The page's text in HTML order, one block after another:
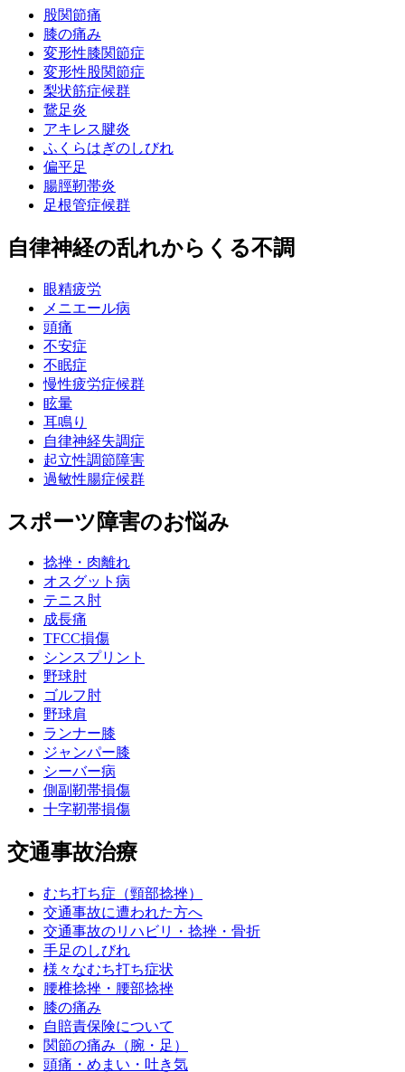
股関節痛
膝の痛み
変形性膝関節症
変形性股関節症
梨状筋症候群
鵞足炎
アキレス腱炎
ふくらはぎのしびれ
偏平足
腸脛靭帯炎
足根管症候群
自律神経の乱れからくる不調
眼精疲労
メニエール病
頭痛
不安症
不眠症
慢性疲労症候群
眩暈
耳鳴り
自律神経失調症
起立性調節障害
過敏性腸症候群
スポーツ障害のお悩み
捻挫・肉離れ
オスグット病
テニス肘
成長痛
TFCC損傷
シンスプリント
野球肘
ゴルフ肘
野球肩
ランナー膝
ジャンパー膝
シーバー病
側副靭帯損傷
十字靭帯損傷
交通事故治療
むち打ち症（頸部捻挫）
交通事故に遭われた方へ
交通事故のリハビリ・捻挫・骨折
手足のしびれ
様々なむち打ち症状
腰椎捻挫・腰部捻挫
膝の痛み
自賠責保険について
関節の痛み（腕・足）
頭痛・めまい・吐き気